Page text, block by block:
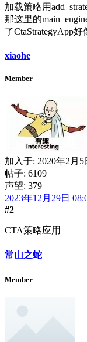
加载策略用
那这里的
了CtaStrategyApp
xiaohe
Member
加入于: 2020年2月5
帖子: 6109
声望: 379
2023年12月29日
#2
CTA策略应用
常山之蛇
Member